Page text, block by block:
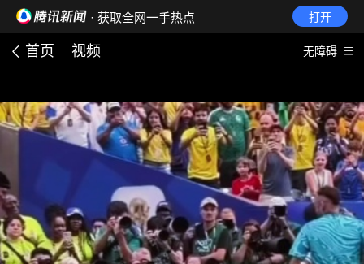
· 获取全网一手热点 打开
首页 视频 无障碍